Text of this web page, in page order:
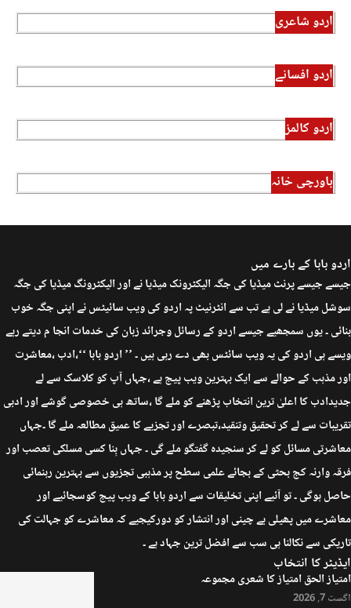
اردو شاعری
اردو افسانے
اردو کالمز
باورچی خانہ
اردو بابا کے بارے میں
جیسے جیسے پرنٹ میڈیا کی جگہ الیکٹرونک میڈیا نے اور الیکٹرونگ میڈیا کی جگہ
سوشل میڈیا نے لی ہے تب سے انٹرنیٹ پہ اردو کی ویب سائیٹس نے اپنی جگہ خوب
بنائی ۔ یوں سمجھیے جیسے اردو کے رسائل وجرائد زبان کی خدمات انجا م دیتے رہے
ویسے ہی اردو کی یہ ویب سائٹس بھی دے رہی ہیں ۔ ’’ اردو بابا ‘‘،ادب ،معاشرت
اور مذہب کے حوالے سے ایک بہترین ویب پیج ہے ،جہاں آپ کو کلاسک سے لے
جدیدادب کا اعلیٰ ترین انتخاب پڑھنے کو ملے گا ،ساتھ ہی خصوصی گوشے اور ادبی
تقریبات سے لے کر تحقیق وتنقید،تبصرے اور تجزیے کا عمیق مطالعہ ملے گا ۔جہاں
معاشرتی مسائل کو لے کر سنجیدہ گفتگو ملے گی ۔ جہاں بِنا کسی مسلکی تعصب اور
فرقہ وارنہ کج بحثی کے بجائے علمی سطح پر مذہبی تجزیوں سے بہترین رہنمائی
حاصل ہوگی ۔ تو آئیے اپنی تخلیقات سے اردو بابا کے ویب پیج کوسجائیے اور
معاشرے میں پھیلی بے چینی اور انتشار کو دورکیجیے کہ معاشرے کو جہالت کی
تاریکی سے نکالنا ہی سب سے افضل ترین جہاد ہے ۔
ایڈیٹر کا انتخاب
امتیاز الحق امتیاز کا شعری مجموعہ
اگست 7, 2026